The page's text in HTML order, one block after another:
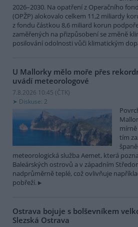
2026–2030. Na opatření z Operačního
(OPŽP) alokovalo celkem 11,2 miliardy
z fondu částkou 8,6 miliard korun
zaměřených na přizpůsobení se změně
posilování odolnosti vůči klimatickým
U Mallorky mělo moře přes
uvádí meteorologové
7.8.2026 10:45 (ČTK)
Diskuse: 2
tím
meteorologická služba Aemet, která
Baleárských ostrovů a v západním
nadprůměrně teplé, což ovlivňuje
pobřeží.
Ostrava bojuje s bolševníkem
Slezská Ostrava